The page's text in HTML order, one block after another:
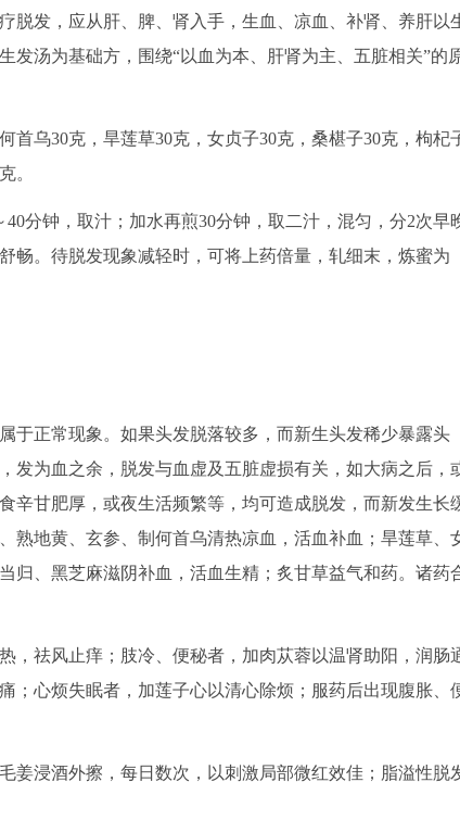
脱发，应从肝、脾、肾入手，生血、凉血、补肾、养肝以
发汤为基础方，围绕“以血为本、肝肾为主、五脏相关”的
乌30克，旱莲草30克，女贞子30克，桑椹子30克，枸杞
。
分钟，取汁；加水再煎30分钟，取二汁，混匀，分2次早
畅。待脱发现象减轻时，可将上药倍量，轧细末，炼蜜为
正常现象。如果头发脱落较多，而新生头发稀少暴露头
发为血之余，脱发与血虚及五脏虚损有关，如大病之后，
辛甘肥厚，或夜生活频繁等，均可造成脱发，而新发生长
熟地黄、玄参、制何首乌清热凉血，活血补血；旱莲草、
归、黑芝麻滋阴补血，活血生精；炙甘草益气和药。诸药
祛风止痒；肢冷、便秘者，加肉苁蓉以温肾助阳，润肠
；心烦失眠者，加莲子心以清心除烦；服药后出现腹胀、
浸酒外擦，每日数次，以刺激局部微红效佳；脂溢性脱